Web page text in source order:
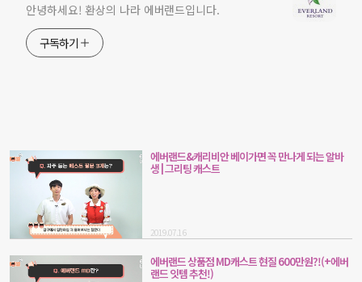
안녕하세요! 환상의 나라 에버랜드입니다.
구독하기
에버랜드&캐리비안 베이가면 꼭 만나게 되는 알바
생 | 그리팅 캐스트
2019.07.16
에버랜드 상품점 MD캐스트 현질 600만원?!(+에버
랜드 잇템 추천!)